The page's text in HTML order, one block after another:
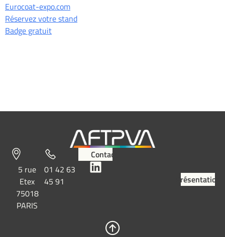
Eurocoat-expo.com
Réservez votre stand
Badge gratuit
5 rue
Etex
75018
PARIS
01 42 63
45 91
Contact
Présentation